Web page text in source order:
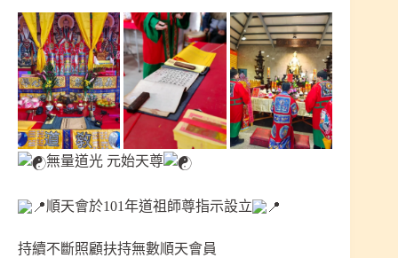
無量道光 元始天尊
順天會於101年道祖師尊指示設立
持續不斷照顧扶持無數順天會員